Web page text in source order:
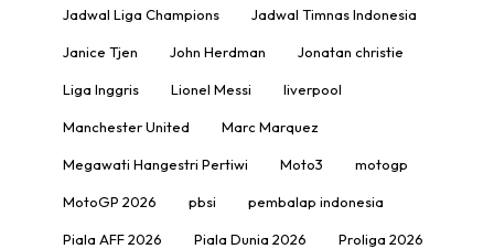
Jadwal Liga Champions Jadwal Timnas Indonesia
Janice Tjen John Herdman Jonatan christie
Liga Inggris Lionel Messi liverpool
Manchester United Marc Marquez
Megawati Hangestri Pertiwi Moto3 motogp
MotoGP 2026 pbsi pembalap indonesia
Piala AFF 2026 Piala Dunia 2026 Proliga 2026